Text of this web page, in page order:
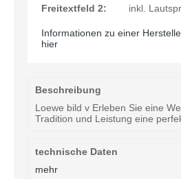
Freitextfeld 2:
inkl.
Informationen zu einer
hier
Beschreibung
Loewe bild v Erleben Sie eine
Tradition und Leistung eine
technische Daten
mehr